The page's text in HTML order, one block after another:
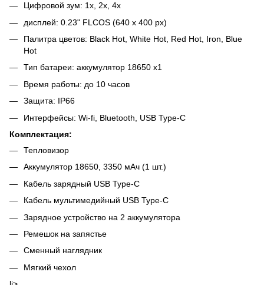
Цифровой зум: 1x, 2x, 4x
дисплей: 0.23" FLCOS (640 x 400 px)
Палитра цветов: Black Hot, White Hot, Red Hot, Iron, Blue
Hot
Тип батареи: аккумулятор 18650 x1
Время работы: до 10 часов
Защита: IP66
Интерфейсы: Wi-fi, Bluetooth, USB Type-C
Комплектация:
Тепловизор
Аккумулятор 18650, 3350 мАч (1 шт.)
Кабель зарядный USB Type-C
Кабель мультимедийный USB Type-C
Зарядное устройство на 2 аккумулятора
Ремешок на запястье
Сменный наглядник
Мягкий чехол